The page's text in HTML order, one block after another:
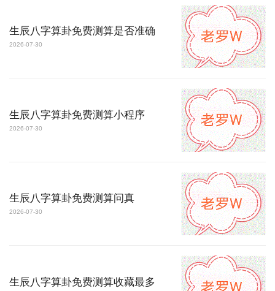
生辰八字算卦免费测算是否准确
2026-07-30
生辰八字算卦免费测算小程序
2026-07-30
生辰八字算卦免费测算问真
2026-07-30
生辰八字算卦免费测算收藏最多